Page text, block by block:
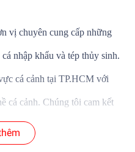
vị chuyên cung cấp những
nhập khẩu và tép thủy sinh.
cá cảnh tại TP.HCM với
cá cảnh. Chúng tôi cam kết
sinh chất lượng và mới lại